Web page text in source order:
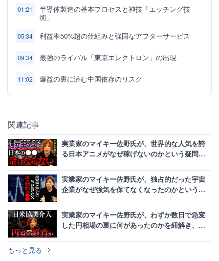
01:21
半導体製造の基本プロセスと神技「エッチング技
術」
05:34 利益率50%超の仕組みと強固なアフターサービス
09:34 最強のライバル「東京エレクトロン」の出現
11:02 爆益の裏に潜む中国依存のリスク
関連記事
実業家のマイキー佐野氏が、世界的な人気を誇
る日本アニメがなぜ稼げないのかという疑問
実業家のマイキー佐野氏が、独占的だった宇宙
企業がなぜ強気を保てなくなったのかという疑
実業家のマイキー佐野氏が、わずか数日で急変
した円相場の裏に何があったのかを紐解き、日
もっと見る